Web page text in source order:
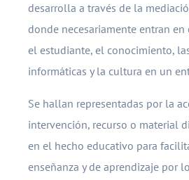
desarrolla a través de la
donde necesariamente entran en
el estudiante, el conocimiento,
informáticas y la cultura en un
Se hallan representadas por la
intervención, recurso o material
en el hecho educativo para
enseñanza y de aprendizaje por